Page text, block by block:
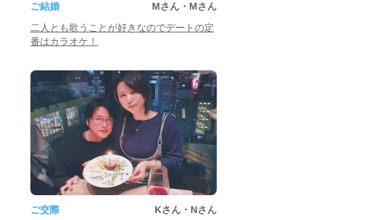
ご結婚
Mさん・Mさん
二人とも歌うことが好きなのでデートの定
番はカラオケ！
ご交際
Kさん・Nさん